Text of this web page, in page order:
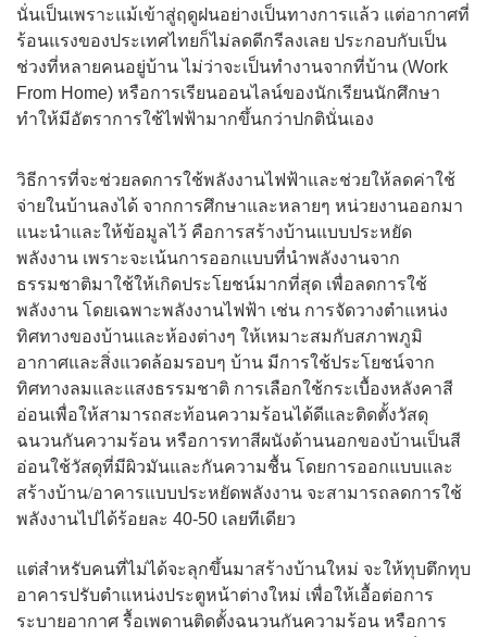
นั่นเป็นเพราะแม้เข้าสู่ฤดูฝนอย่างเป็นทางการแล้ว แต่อากาศที่
ร้อนแรงของประเทศไทยก็ไม่ลดดีกรีลงเลย ประกอบกับเป็น
ช่วงที่หลายคนอยู่บ้าน ไม่ว่าจะเป็นทำงานจากที่บ้าน (Work
From Home) หรือการเรียนออนไลน์ของนักเรียนนักศึกษา
ทำให้มีอัตราการใช้ไฟฟ้ามากขึ้นกว่าปกตินั่นเอง
วิธีการที่จะช่วยลดการใช้พลังงานไฟฟ้าและช่วยให้ลดค่าใช้
จ่ายในบ้านลงได้ จากการศึกษาและหลายๆ หน่วยงานออกมา
แนะนำและให้ข้อมูลไว้ คือการสร้างบ้านแบบประหยัด
พลังงาน เพราะจะเน้นการออกแบบที่นำพลังงานจาก
ธรรมชาติมาใช้ให้เกิดประโยชน์มากที่สุด เพื่อลดการใช้
พลังงาน โดยเฉพาะพลังงานไฟฟ้า เช่น การจัดวางตำแหน่ง
ทิศทางของบ้านและห้องต่างๆ ให้เหมาะสมกับสภาพภูมิ
อากาศและสิ่งแวดล้อมรอบๆ บ้าน มีการใช้ประโยชน์จาก
ทิศทางลมและแสงธรรมชาติ การเลือกใช้กระเบื้องหลังคาสี
อ่อนเพื่อให้สามารถสะท้อนความร้อนได้ดีและติดตั้งวัสดุ
ฉนวนกันความร้อน หรือการทาสีผนังด้านนอกของบ้านเป็นสี
อ่อนใช้วัสดุที่มีผิวมันและกันความชื้น โดยการออกแบบและ
สร้างบ้าน/อาคารแบบประหยัดพลังงาน จะสามารถลดการใช้
พลังงานไปได้ร้อยละ 40-50 เลยทีเดียว
แต่สำหรับคนที่ไม่ได้จะลุกขึ้นมาสร้างบ้านใหม่ จะให้ทุบตึกทุบ
อาคารปรับตำแหน่งประตูหน้าต่างใหม่ เพื่อให้เอื้อต่อการ
ระบายอากาศ รื้อเพดานติดตั้งฉนวนกันความร้อน หรือการ